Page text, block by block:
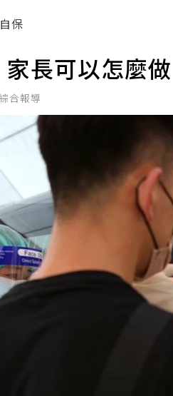
保
長可以怎麼
合報導